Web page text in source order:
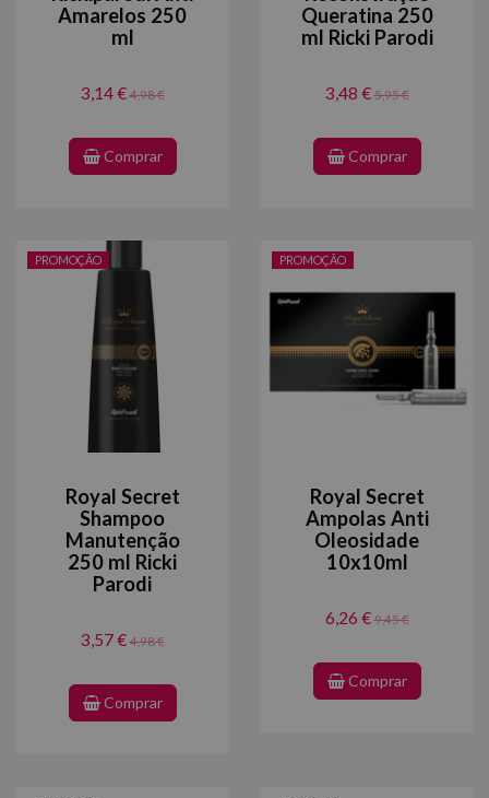
Amarelos 250
ml
3,14 €4,98 €
Comprar
Queratina 250
ml Ricki Parodi
3,48 €5,95 €
Comprar
PROMOÇÃO
Royal Secret
Shampoo
Manutenção
250 ml Ricki
Parodi
3,57 €4,98 €
Comprar
PROMOÇÃO
Royal Secret
Ampolas Anti
Oleosidade
10x10ml
6,26 €9,45 €
Comprar